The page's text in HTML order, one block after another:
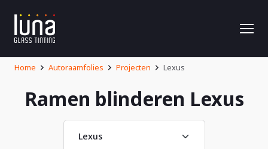
Home Autoraamfolies Projecten Lexus
Ramen blinderen Lexus